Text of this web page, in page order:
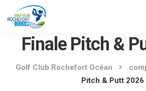
Finale Pitch &
Golf Club Rochefort Océan
Pitch & Putt 2026